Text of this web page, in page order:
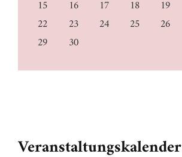
Veranstaltungskalender
15 16 17 18 19
22 23 24 25 26
29 30